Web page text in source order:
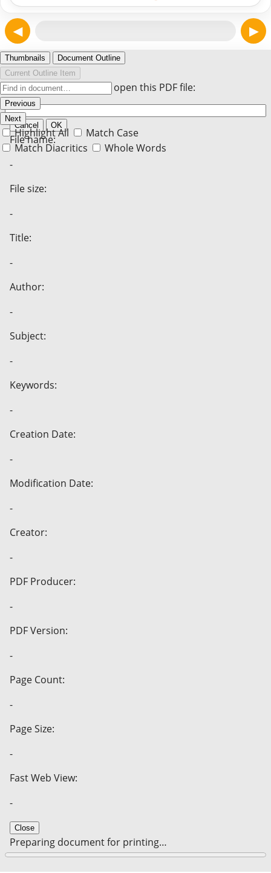
◀ ▶
Thumbnails
Document Outline
Current Outline Item
Previous
Next
Highlight All
Match Case
Match Diacritics
Whole Words
Enter the password to open this PDF file:
Cancel OK
File name:
-
File size:
-
Title:
-
Author:
-
Subject:
-
Keywords:
-
Creation Date:
-
Modification Date:
-
Creator:
-
PDF Producer:
-
PDF Version:
-
Page Count:
-
Page Size:
-
Fast Web View:
-
Close
Preparing document for printing…